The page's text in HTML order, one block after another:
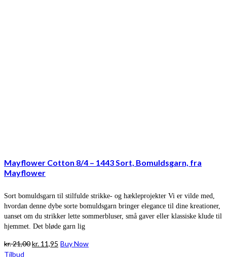
Mayflower Cotton 8/4 – 1443 Sort, Bomuldsgarn, fra
Mayflower
Sort bomuldsgarn til stilfulde strikke- og hækleprojekter Vi er vilde med,
hvordan denne dybe sorte bomuldsgarn bringer elegance til dine kreationer,
uanset om du strikker lette sommerbluser, små gaver eller klassiske klude til
hjemmet. Det bløde garn lig
kr.21,00Den
kr. 11,95 Den
Buy Now
Tilbud